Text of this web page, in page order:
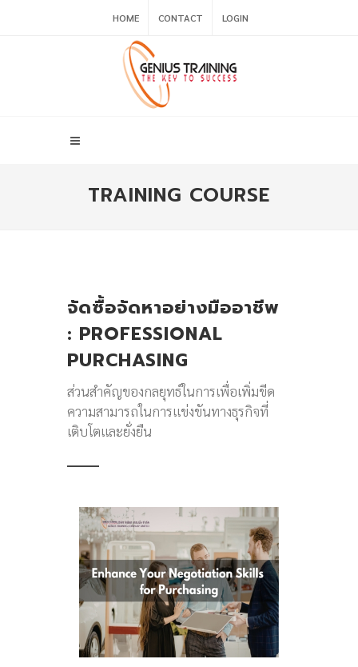
HOME CONTACT LOGIN
TRAINING COURSE
จัดซื้อจัดหาอย่างมืออาชีพ
: PROFESSIONAL
PURCHASING
ส่วนสำคัญของกลยุทธ์ในการเพื่อเพิ่มขีด
ความสามารถในการแข่งขันทางธุรกิจที่
เติบโตและยั่งยืน